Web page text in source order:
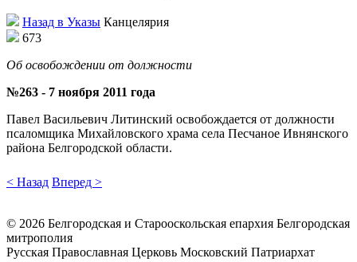
Назад в Указы Канцелярия
673
Об освобождении от должности
№263 - 7 ноября 2011 года
Павел Васильевич Литинский освобождается от должности
псаломщика Михайловского храма села Песчаное Ивнянского
района Белгородской области.
< Назад Вперед >
© 2026 Белгородская и Старооскольская епархия Белгородская
митрополия
Русская Православная Церковь Московский Патриархат